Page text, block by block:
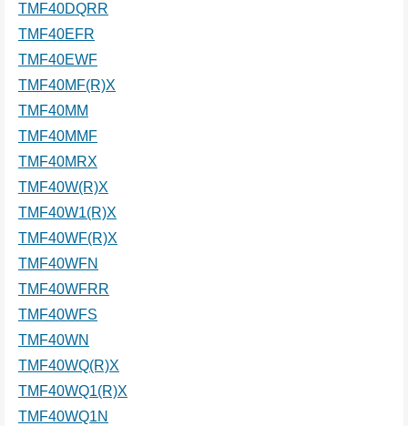
TMF40DQRR
TMF40EFR
TMF40EWF
TMF40MF(R)X
TMF40MM
TMF40MMF
TMF40MRX
TMF40W(R)X
TMF40W1(R)X
TMF40WF(R)X
TMF40WFN
TMF40WFRR
TMF40WFS
TMF40WN
TMF40WQ(R)X
TMF40WQ1(R)X
TMF40WQ1N